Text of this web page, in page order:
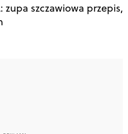
zupa szczawiowa przepis,